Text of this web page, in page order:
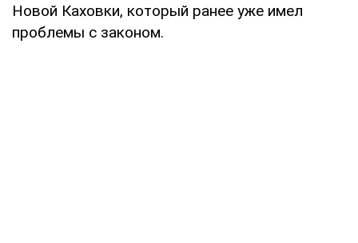
Новой Каховки, который ранее уже имел
проблемы с законом.